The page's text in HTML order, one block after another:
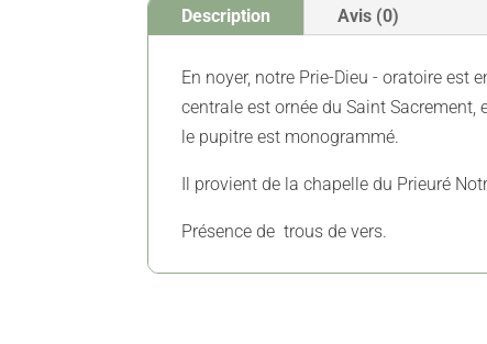
Description Avis (0)
En noyer, notre Prie-Dieu - oratoire est
centrale est ornée du Saint
le pupitre est monogrammé.
Il provient de la chapelle du Prieuré
Présence de trous de vers.